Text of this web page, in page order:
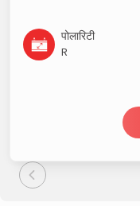
पोलारिटी
R